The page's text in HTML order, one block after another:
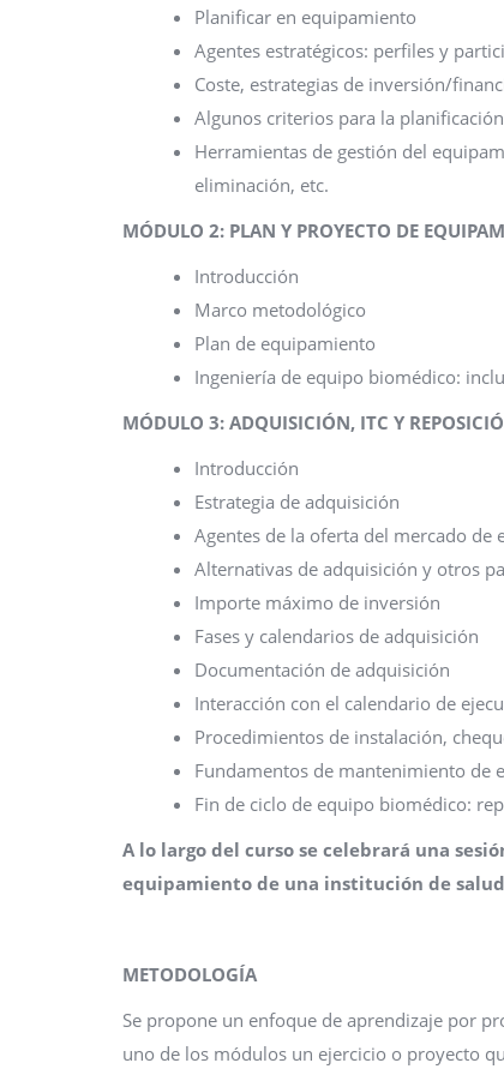
Planificar en equipamiento
Agentes estratégicos: perfiles y
Coste, estrategias de inversión/
Algunos criterios para la planificación
Herramientas de gestión del
eliminación, etc.
MÓDULO 2: PLAN Y PROYECTO DE
Introducción
Marco metodológico
Plan de equipamiento
Ingeniería de equipo biomédico:
MÓDULO 3: ADQUISICIÓN, ITC Y
Introducción
Estrategia de adquisición
Agentes de la oferta del mercado de
Alternativas de adquisición y otros
Importe máximo de inversión
Fases y calendarios de adquisición
Documentación de adquisición
Interacción con el calendario de
Procedimientos de instalación,
Fundamentos de mantenimiento de
Fin de ciclo de equipo biomédico:
A lo largo del curso se celebrará una
equipamiento de una institución de salud
METODOLOGÍA
Se propone un enfoque de aprendizaje por
uno de los módulos un ejercicio o proyecto